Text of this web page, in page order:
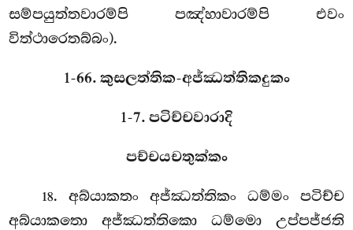
සම්පයුත්තවාරම්පි පඤ්හාවාරම්පි එවං
විත්ථාරෙතබ්බං).
1-66. කුසලත්තික-අජ්ඣත්තිකදුකං
1-7. පටිච්චවාරාදි
පච්චයචතුක්කං
18. අබ්යාකතං අජ්ඣත්තිකං ධම්මං පටිච්ච
අබ්යාකතො අජ්ඣත්තිකො ධම්මො උප්පජ්ජති